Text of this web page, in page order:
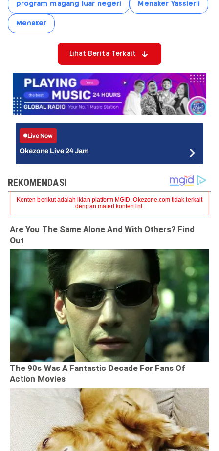
program magang luar negeri Menaker Yassierli
Menaker
Lihat Berita Terkait
Live Now
Okezone Live 24 Jam